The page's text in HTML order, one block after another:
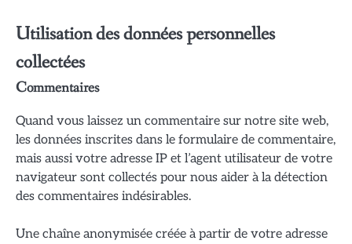
Utilisation des données personnelles
collectées
Commentaires
Quand vous laissez un commentaire sur notre site web,
les données inscrites dans le formulaire de commentaire,
mais aussi votre adresse IP et l’agent utilisateur de votre
navigateur sont collectés pour nous aider à la détection
des commentaires indésirables.
Une chaîne anonymisée créée à partir de votre adresse